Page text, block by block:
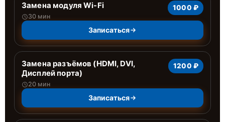
Замена модуля Wi-Fi
30 мин
1000 ₽
Записаться
Замена разъёмов (HDMI, DVI,
Дисплей порта)
20 мин
1200 ₽
Записаться